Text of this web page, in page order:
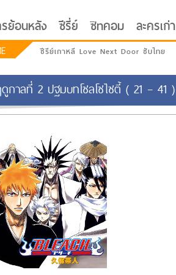
ย้อนหลัง ซีรี่ย์ ซิทคอม ละครเก่า
ซีรีย์เกาหลี Love Next Door ซับไทย
รักอยู่ประตูถัดไป
าลที่ 2 ปฐมบทโซลโซไซตี้ ( 21 – 41 )